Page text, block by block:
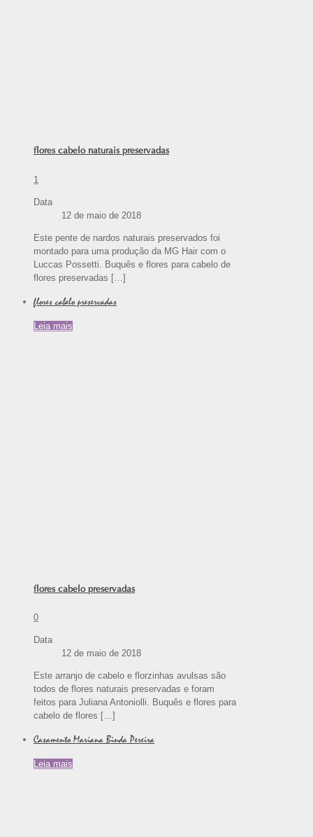
flores cabelo naturais preservadas
1
Data
12 de maio de 2018
Este pente de nardos naturais preservados foi
montado para uma produção da MG Hair com o
Luccas Possetti. Buquês e flores para cabelo de
flores preservadas […]
flores cabelo preservadas
Leia mais
flores cabelo preservadas
0
Data
12 de maio de 2018
Este arranjo de cabelo e florzinhas avulsas são
todos de flores naturais preservadas e foram
feitos para Juliana Antoniolli. Buquês e flores para
cabelo de flores […]
Casamento Mariana Binda Pereira
Leia mais